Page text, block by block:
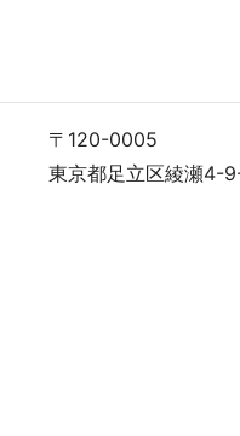
〒120-0005
東京都足立区綾瀬4-